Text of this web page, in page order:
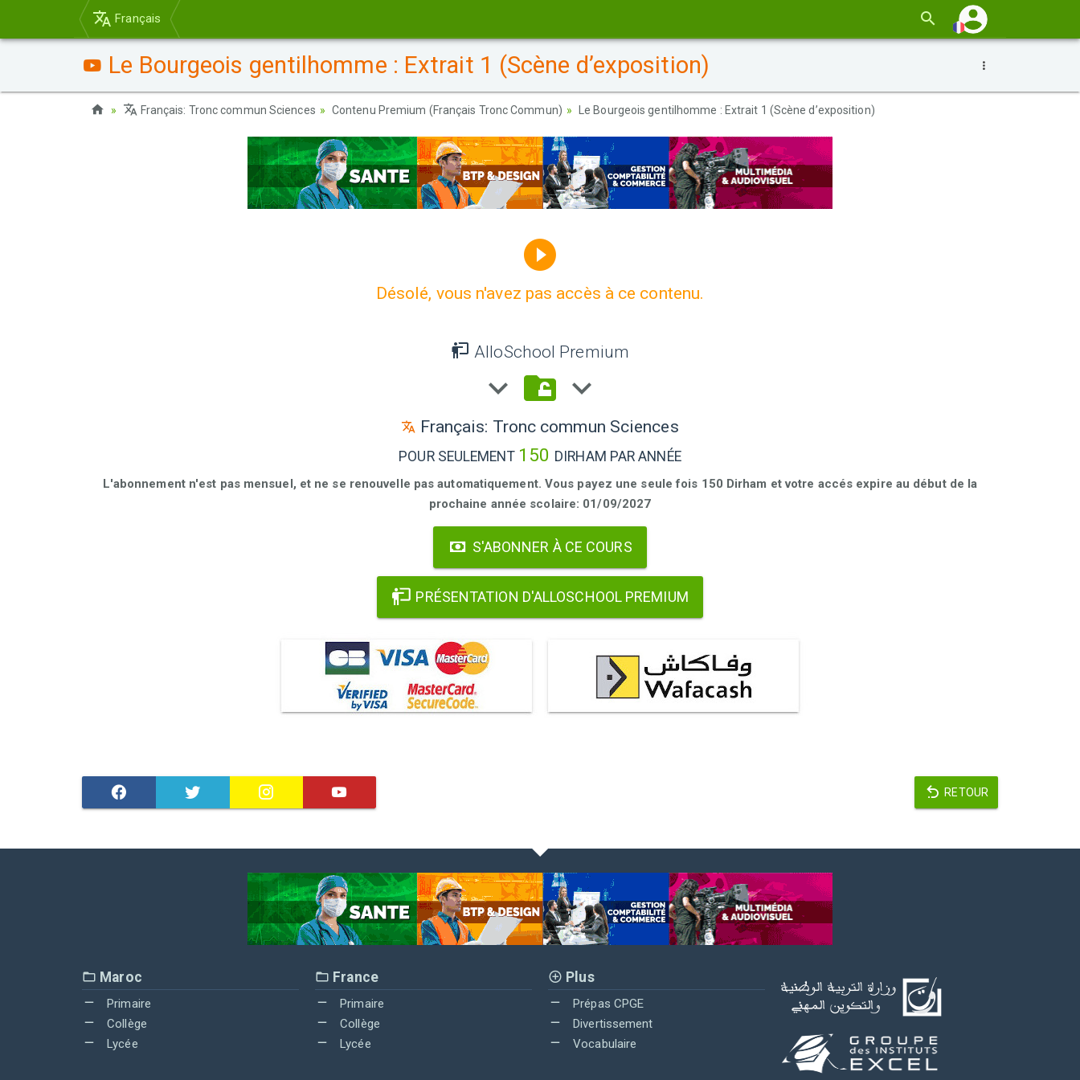
Français
Le Bourgeois gentilhomme : Extrait 1 (Scène d’exposition)
Français: Tronc commun Sciences Contenu Premium (Français Tronc Commun) Le Bourgeois gentilhomme : Extrait 1 (Scène d’exposition)
Désolé, vous n'avez pas accès à ce contenu.
AlloSchool Premium
Français: Tronc commun Sciences
POUR SEULEMENT 150 DIRHAM PAR ANNÉE
L'abonnement n'est pas mensuel, et ne se renouvelle pas automatiquement. Vous payez une seule fois 150 Dirham et votre accés expire au début de la
prochaine année scolaire: 01/09/2027
S'ABONNER À CE COURS
PRÉSENTATION D'ALLOSCHOOL PREMIUM
RETOUR
Maroc
Primaire
Collège
Lycée
France
Primaire
Collège
Lycée
Plus
Prépas CPGE
Divertissement
Vocabulaire